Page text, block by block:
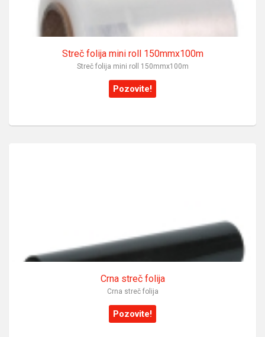
Streč folija mini roll 150mmx100m
Streč folija mini roll 150mmx100m
Pozovite!
Crna streč folija
Crna streč folija
Pozovite!